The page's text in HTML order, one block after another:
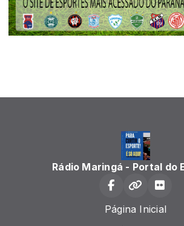
Rádio Maringá - Portal do
Página Inicial